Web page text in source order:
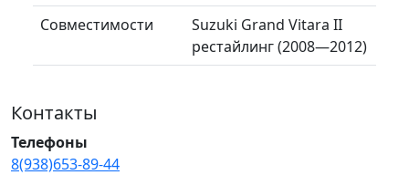
Совместимости
Suzuki Grand Vitara II
рестайлинг (2008—2012)
Контакты
Телефоны
8(938)653-89-44